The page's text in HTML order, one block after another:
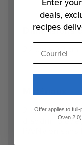
22 cm x 30 cm
Matériaux
2 couches de
d'additif
deals,
recipes
Courriel
Offer applies to
Oven